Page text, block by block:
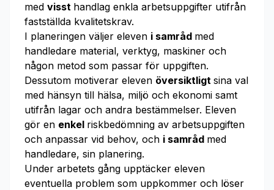
med visst handlag enkla arbetsuppgifter utifrån
fastställda kvalitetskrav.
I planeringen väljer eleven i samråd med
handledare material, verktyg, maskiner och
någon metod som passar för uppgiften.
Dessutom motiverar eleven översiktligt sina val
med hänsyn till hälsa, miljö och ekonomi samt
utifrån lagar och andra bestämmelser. Eleven
gör en enkel riskbedömning av arbetsuppgiften
och anpassar vid behov, och i samråd med
handledare, sin planering.
Under arbetets gång upptäcker eleven
eventuella problem som uppkommer och löser